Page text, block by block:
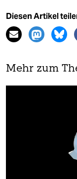
Diesen Artikel
Mehr zum